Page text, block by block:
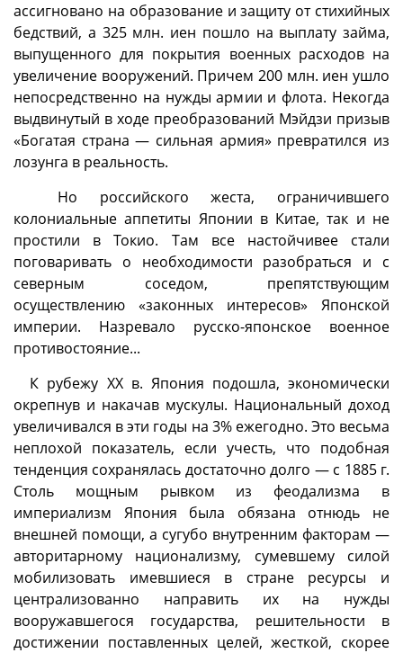
ассигновано на образование и защиту от стихийных
бедствий, а 325 млн. иен пошло на выплату займа,
выпущенного для покрытия военных расходов на
увеличение вооружений. Причем 200 млн. иен ушло
непосредственно на нужды армии и флота. Некогда
выдвинутый в ходе преобразований Мэйдзи призыв
«Богатая страна — сильная армия» превратился из
лозунга в реальность.
Но российского жеста, ограничившего
колониальные аппетиты Японии в Китае, так и не
простили в Токио. Там все настойчивее стали
поговаривать о необходимости разобраться и с
северным соседом, препятствующим
осуществлению «законных интересов» Японской
империи. Назревало русско-японское военное
противостояние...
К рубежу XX в. Япония подошла, экономически
окрепнув и накачав мускулы. Национальный доход
увеличивался в эти годы на 3% ежегодно. Это весьма
неплохой показатель, если учесть, что подобная
тенденция сохранялась достаточно долго — с 1885 г.
Столь мощным рывком из феодализма в
империализм Япония была обязана отнюдь не
внешней помощи, а сугубо внутренним факторам —
авторитарному национализму, сумевшему силой
мобилизовать имевшиеся в стране ресурсы и
централизованно направить их на нужды
вооружавшегося государства, решительности в
достижении поставленных целей, жесткой, скорее